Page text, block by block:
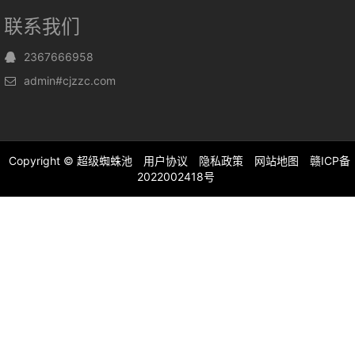
联系我们
2367666958
admin#cjzzc.com
Copyright © 超级蜘蛛池 用户协议 隐私政策 网站地图
赣ICP备
2022002418号